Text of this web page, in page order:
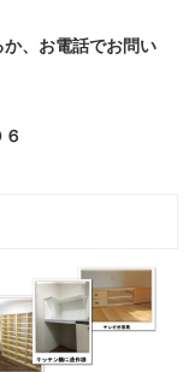
、お電話でお問い